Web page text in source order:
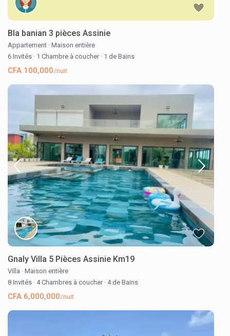
Bla banian 3 pièces Assinie
Appartement · Maison entière
6 Invités · 1 Chambre à coucher · 1 de Bains
CFA 100,000/nuit
Gnaly Villa 5 Pièces Assinie Km19
Villa · Maison entière
8 Invités · 4 Chambres à coucher · 4 de Bains
CFA 6,000,000/nuit